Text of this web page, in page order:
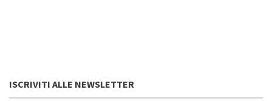
ISCRIVITI ALLE NEWSLETTER